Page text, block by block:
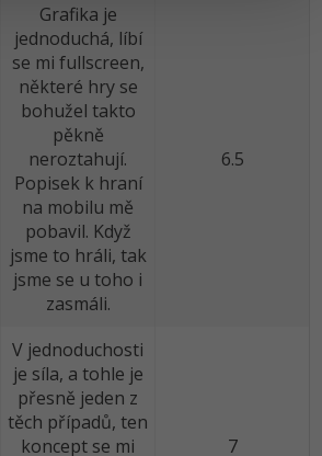
Grafika je
jednoduchá, líbí
se mi fullscreen,
některé hry se
bohužel takto
pěkně
neroztahují.
Popisek k hraní
na mobilu mě
pobavil. Když
jsme to hráli, tak
jsme se u toho i
zasmáli.
6.5
V jednoduchosti
je síla, a tohle je
přesně jeden z
těch případů, ten
koncept se mi
7